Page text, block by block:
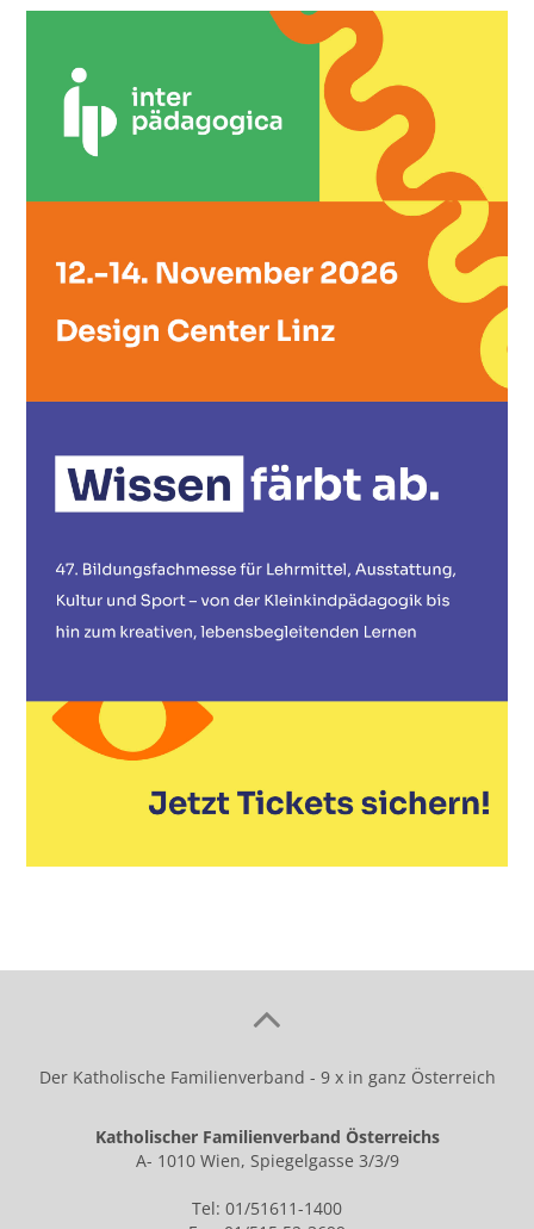
Der Katholische Familienverband - 9 x in ganz Österreich
Katholischer Familienverband Österreichs
A- 1010 Wien, Spiegelgasse 3/3/9
Tel: 01/51611-1400